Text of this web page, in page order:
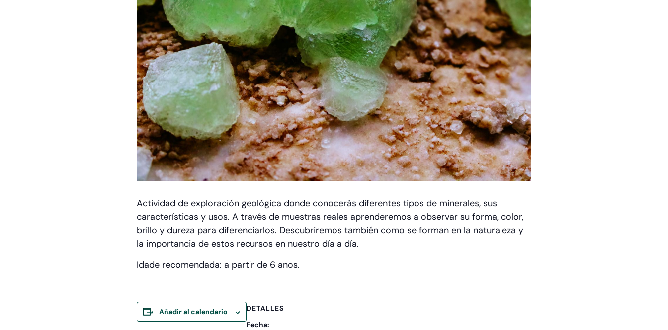
Actividad de exploración geológica donde conocerás diferentes tipos de minerales, sus
características y usos. A través de muestras reales aprenderemos a observar su forma, color,
brillo y dureza para diferenciarlos. Descubriremos también como se forman en la naturaleza y
la importancia de estos recursos en nuestro día a día.
Idade recomendada: a partir de 6 anos.
Añadir al calendario
DETALLES
Fecha: